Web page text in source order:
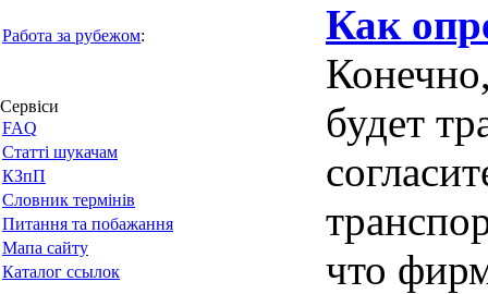
Работа за рубежом:
Сервіси
FAQ
Статті шукачам
КЗпП
Словник термінів
Питання та побажання
Мапа сайту
Каталог ссылок
Как
будет
что